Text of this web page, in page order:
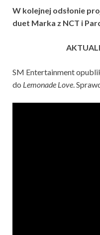
W kolejnej odsłonie
duet Marka z NCT i
SM Entertainment
do Lemonade Love.